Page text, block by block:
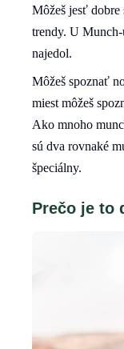
Môžeš jesť dobre
trendy. U
najedol.
Môžeš spoznať
miest môžeš
Ako mnoho
sú dva rovnaké
špeciálny.
Prečo je to